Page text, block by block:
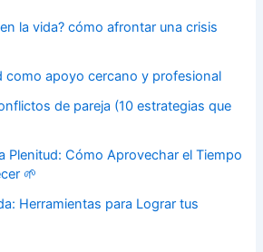
la vida? cómo afrontar una crisis
como apoyo cercano y profesional
de pareja (10 estrategias que
Plenitud: Cómo Aprovechar el Tiempo
🌱
Herramientas para Lograr tus